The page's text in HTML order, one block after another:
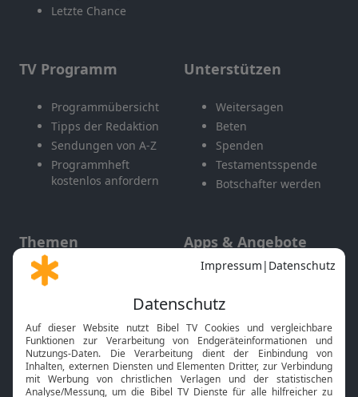
Letzte Chance
TV Programm
Programmübersicht
Tipps der Redaktion
Sendungen von A-Z
Programmheft
kostenlos anfordern
Unterstützen
Weitersagen
Beten
Spenden
Testamentsspende
Botschafter werden
Themen
Gott und Bibel erklärt
Neuigkeiten
Apps & Angebote
Mobile App
Smart TV
HbbTV
Bibelthek Online-Bibel